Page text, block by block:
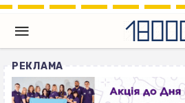
РЕКЛАМА